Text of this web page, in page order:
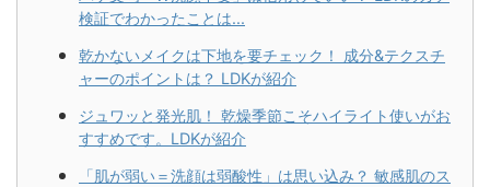
検証でわかったことは...
乾かないメイクは下地を要チェック！ 成分&テクスチ
ャーのポイントは？ LDKが紹介
ジュワッと発光肌！ 乾燥季節こそハイライト使いがお
すすめです。LDKが紹介
「肌が弱い＝洗顔は弱酸性」は思い込み？ 敏感肌のス